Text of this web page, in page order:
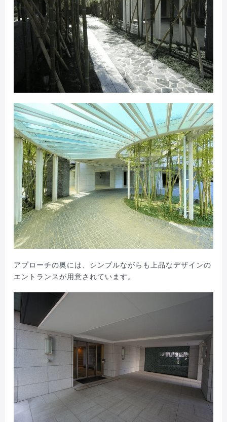
アプローチの奥には、シンプルながらも上品なデザインの
エントランスが用意されています。